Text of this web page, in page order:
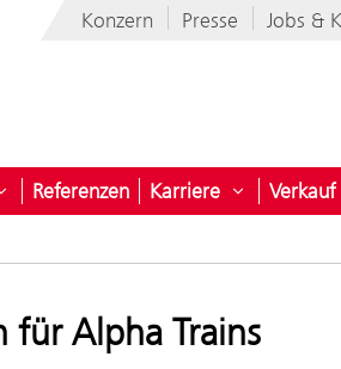
Konzern Presse Jobs &
Services-GmbH
Untermenü öffnen für Produkte &
Referenzen Karriere Untermenü
Verkauf
für Alpha Trains